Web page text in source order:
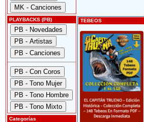
PLAYBACKS (PB)
Categorías
TEBEOS